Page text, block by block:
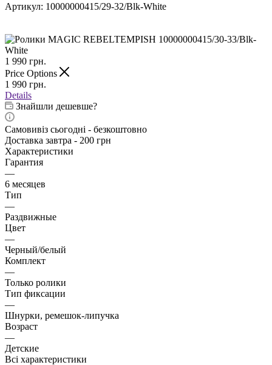
Артикул: 10000000415/29-32/Blk-White
1 990 грн.
Price Options
1 990 грн.
Details
Знайшли дешевше?
Самовивіз сьогодні - безкоштовно
Доставка завтра - 200 грн
Характеристики
Гарантия
—
6 месяцев
Тип
—
Раздвижные
Цвет
—
Черный/белый
Комплект
—
Только ролики
Тип фиксации
—
Шнурки, ремешок-липучка
Возраст
—
Детские
Всі характеристики